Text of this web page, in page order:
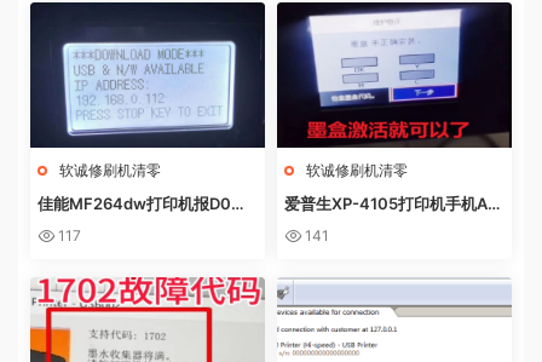
软诚修刷机清零
佳能MF264dw打印机报D0W
NL0AD MODE快速解决方法
117
软诚修刷机清零
爱普生XP-4105打印机手机AP
P上点了更新固件之后不识别墨
141